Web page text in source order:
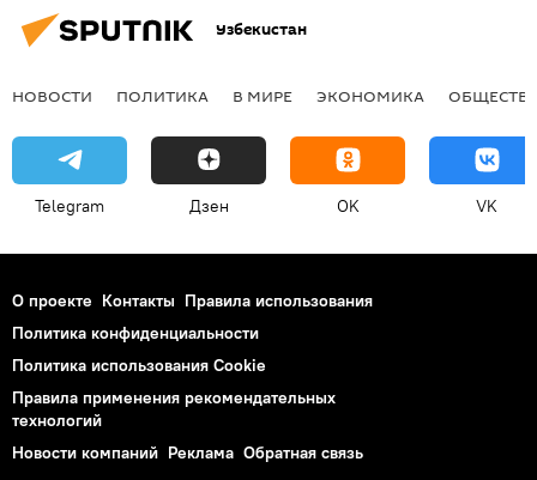
Узбекистан
НОВОСТИ ПОЛИТИКА В МИРЕ ЭКОНОМИКА
Telegram Дзен OK VK
О проекте Контакты Правила использования
Политика конфиденциальности
Политика использования Cookie
Правила применения рекомендательных
технологий
Новости компаний Реклама Обратная связь